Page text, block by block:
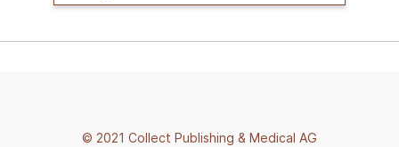
© 2021 Collect Publishing & Medical AG